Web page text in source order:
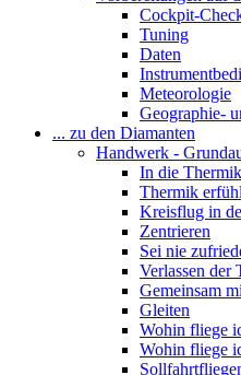
Cockpit-
Tuning
Daten
Meteorologie
Geographie-
... zu den Diamanten
Handwerk -
In die Thermik
Thermik
Kreisflug in
Zentrieren
Sei nie
Verlassen der
Gemeinsam
Gleiten
Wohin fliege
Wohin fliege